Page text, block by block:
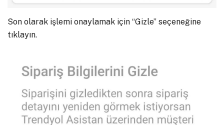
Son olarak işlemi onaylamak için “Gizle” seçeneğine
tıklayın.